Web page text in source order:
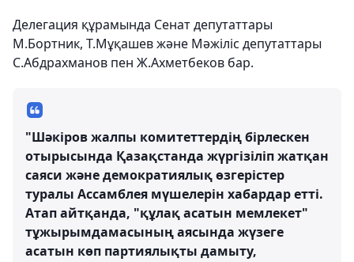
Делегация құрамында Сенат депутаттары
М.Бортник, Т.Мұқашев және Мәжіліс депутаттары
С.Абдрахманов пен Ж.Ахметбеков бар.
"Шәкіров жалпы комитеттердің бірлескен
отырысында Қазақстанда жүргізіліп жатқан
саяси және демократиялық өзгерістер
туралы Ассамблея мүшелерін хабардар етті.
Атап айтқанда, "құлақ асатын мемлекет"
тұжырымдамасының аясында жүзеге
асатын көп партиялықты дамыту,